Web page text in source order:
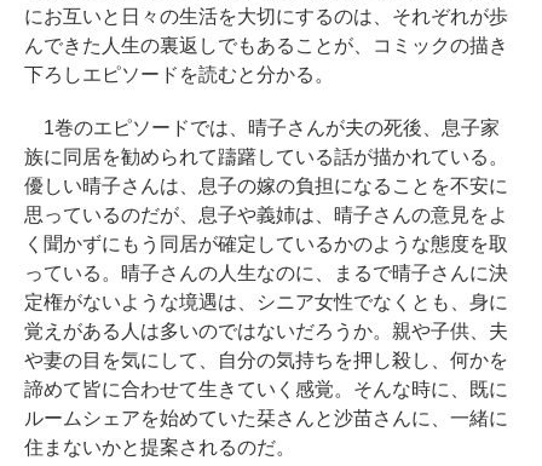
にお互いと日々の生活を大切にするのは、それぞれが歩
んできた人生の裏返しでもあることが、コミックの描き
下ろしエピソードを読むと分かる。
1巻のエピソードでは、晴子さんが夫の死後、息子家
族に同居を勧められて躊躇している話が描かれている。
優しい晴子さんは、息子の嫁の負担になることを不安に
思っているのだが、息子や義姉は、晴子さんの意見をよ
く聞かずにもう同居が確定しているかのような態度を取
っている。晴子さんの人生なのに、まるで晴子さんに決
定権がないような境遇は、シニア女性でなくとも、身に
覚えがある人は多いのではないだろうか。親や子供、夫
や妻の目を気にして、自分の気持ちを押し殺し、何かを
諦めて皆に合わせて生きていく感覚。そんな時に、既に
ルームシェアを始めていた栞さんと沙苗さんに、一緒に
住まないかと提案されるのだ。